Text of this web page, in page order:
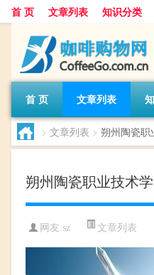
首 页 文章列表 知识分类
首 页 文章列表
> 文章列表 > 朔州陶瓷
朔州陶瓷职业技术
网友:sz 文章列表